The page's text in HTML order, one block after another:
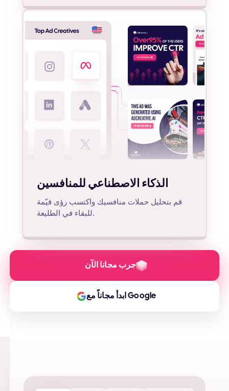
الذكاء الاصطناعي للمنافسين
قم بتحليل حملات منافسيك واكتسب رؤى قيّمة
للبقاء في الطليعة.
جرب مجانا الآن
ابدأ مجاناً مع Google